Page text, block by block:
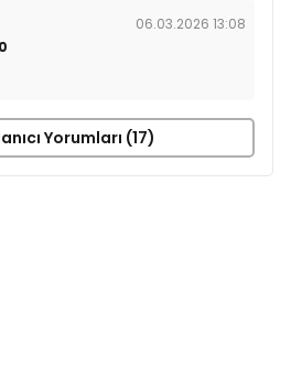
06.03.2026 13:08
Yorumları (17)